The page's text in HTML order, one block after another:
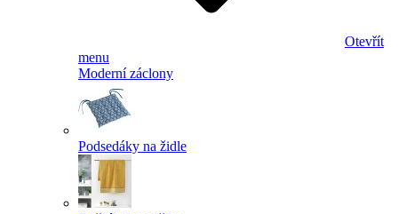
Otevřít
menu
Moderní záclony
Podsedáky na židle